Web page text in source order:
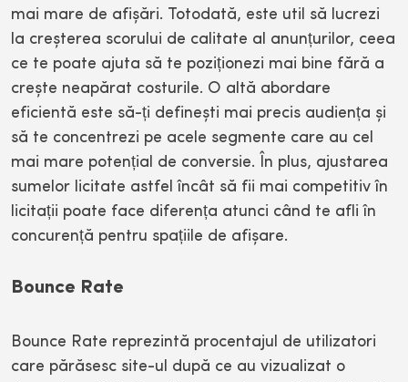
mai mare de afișări. Totodată, este util să lucrezi
la creșterea scorului de calitate al anunțurilor, ceea
ce te poate ajuta să te poziționezi mai bine fără a
crește neapărat costurile. O altă abordare
eficientă este să-ți definești mai precis audiența și
să te concentrezi pe acele segmente care au cel
mai mare potențial de conversie. În plus, ajustarea
sumelor licitate astfel încât să fii mai competitiv în
licitații poate face diferența atunci când te afli în
concurență pentru spațiile de afișare.
Bounce Rate
Bounce Rate reprezintă procentajul de utilizatori
care părăsesc site-ul după ce au vizualizat o